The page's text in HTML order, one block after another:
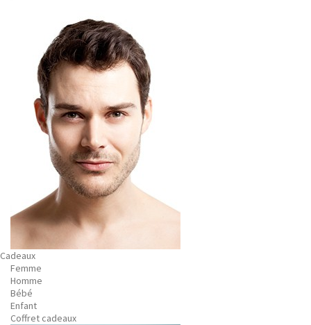
Cadeaux
Femme
Homme
Bébé
Enfant
Coffret cadeaux